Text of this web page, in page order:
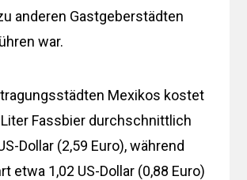
anderen Gastgeberstädten
war.
Mexikos kostet
Fassbier durchschnittlich
Dollar (2,59 Euro), während
etwa 1,02 US-Dollar (0,88 Euro)